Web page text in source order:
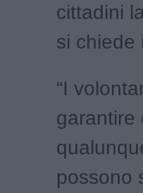
cittadini
si chiede
“I
garantire
possono